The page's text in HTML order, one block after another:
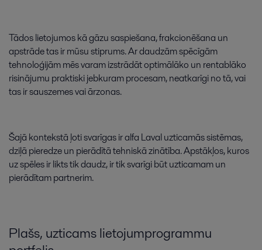
Tādoslietojumoskāgāzusaspiešana,frakcionēšana un
apstrādetasirmūsustiprums.Ardaudzāmspēcīgām
tehnoloģijāmmēsvaramizstrādātoptimālāko un rentablāko
risinājumu praktiskijebkuramprocesam,neatkarīginotā,vai
tasirsauszemesvaiārzonas.
Šajā kontekstā ļotisvarīgasiralfa Lavaluzticamāssistēmas,
dziļā pieredzeun pierādītātehniskāzinātība.Apstākļos,kuros
uzspēlesirliktstikdaudz,irtiksvarīgibūtuzticamamun
pierādītampartnerim.
Plašs, uzticamslietojumprogrammu